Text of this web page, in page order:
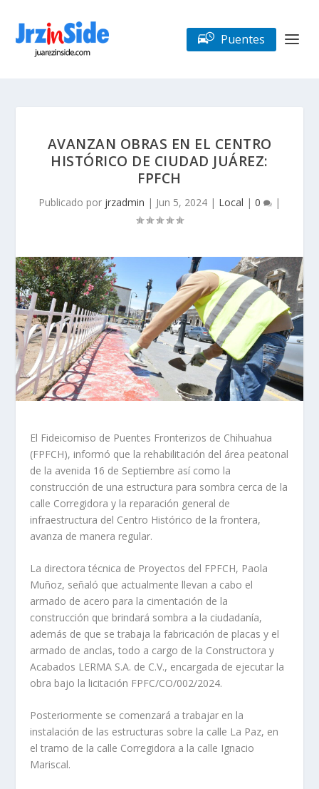
Puentes
AVANZAN OBRAS EN EL CENTRO
HISTÓRICO DE CIUDAD JUÁREZ:
FPFCH
Publicado por jrzadmin | Jun 5, 2024 | Local | 0 |
El Fideicomiso de Puentes Fronterizos de Chihuahua
(FPFCH), informó que la rehabilitación del área peatonal
de la avenida 16 de Septiembre así como la
construcción de una estructura para sombra cerca de la
calle Corregidora y la reparación general de
infraestructura del Centro Histórico de la frontera,
avanza de manera regular.
La directora técnica de Proyectos del FPFCH, Paola
Muñoz, señaló que actualmente llevan a cabo el
armado de acero para la cimentación de la
construcción que brindará sombra a la ciudadanía,
además de que se trabaja la fabricación de placas y el
armado de anclas, todo a cargo de la Constructora y
Acabados LERMA S.A. de C.V., encargada de ejecutar la
obra bajo la licitación FPFC/CO/002/2024.
Posteriormente se comenzará a trabajar en la
instalación de las estructuras sobre la calle La Paz, en
el tramo de la calle Corregidora a la calle Ignacio
Mariscal.